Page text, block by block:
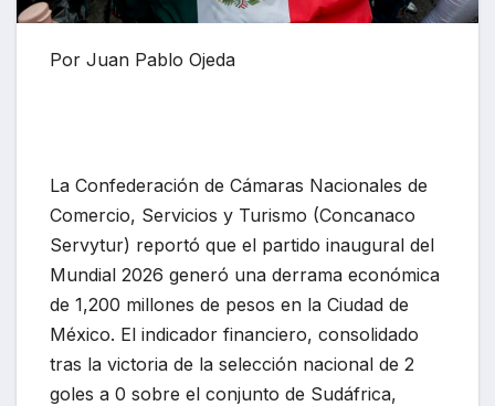
Por Juan Pablo Ojeda
La Confederación de Cámaras Nacionales de
Comercio, Servicios y Turismo (Concanaco
Servytur) reportó que el partido inaugural del
Mundial 2026 generó una derrama económica
de 1,200 millones de pesos en la Ciudad de
México. El indicador financiero, consolidado
tras la victoria de la selección nacional de 2
goles a 0 sobre el conjunto de Sudáfrica,